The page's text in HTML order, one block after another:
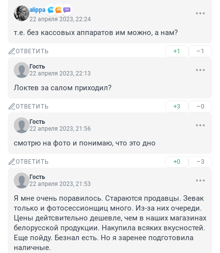
alippa
22 апреля 2023, 22:24
т.е. без кассовых аппаратов им можно, а нам?
ОТВЕТИТЬ +1 –1
Гость
22 апреля 2023, 22:13
Локтев за салом приходил?
ОТВЕТИТЬ +3 –0
Гость
22 апреля 2023, 21:56
смотрю на фото и понимаю, что это дно
ОТВЕТИТЬ +0 –3
Гость
22 апреля 2023, 21:53
Я мне очень поравилось. Стараются продавцы. Зевак
только и фотосессионщиц много. Из-за них очереди.
Цены дейтсвительно дешевле, чем в наших магазинах
белорусской продукции. Накупила всяких вкусностей.
Еще пойду. Безнал есть. Но я заренее подготовила
наличные.